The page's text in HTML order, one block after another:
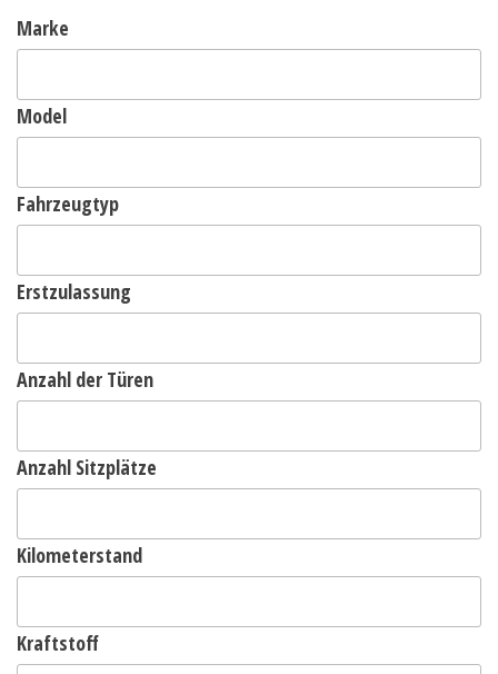
Marke
Model
Fahrzeugtyp
Erstzulassung
Anzahl der Türen
Anzahl Sitzplätze
Kilometerstand
Kraftstoff